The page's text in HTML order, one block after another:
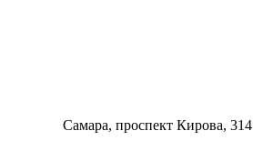
Самара, проспект Кирова, 314